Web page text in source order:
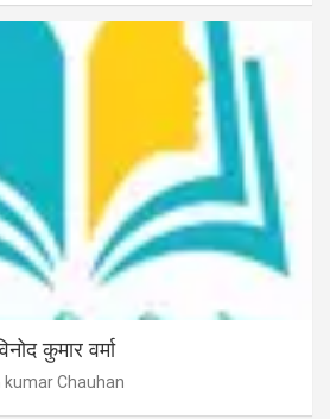
कुमार वर्मा
kumar Chauhan